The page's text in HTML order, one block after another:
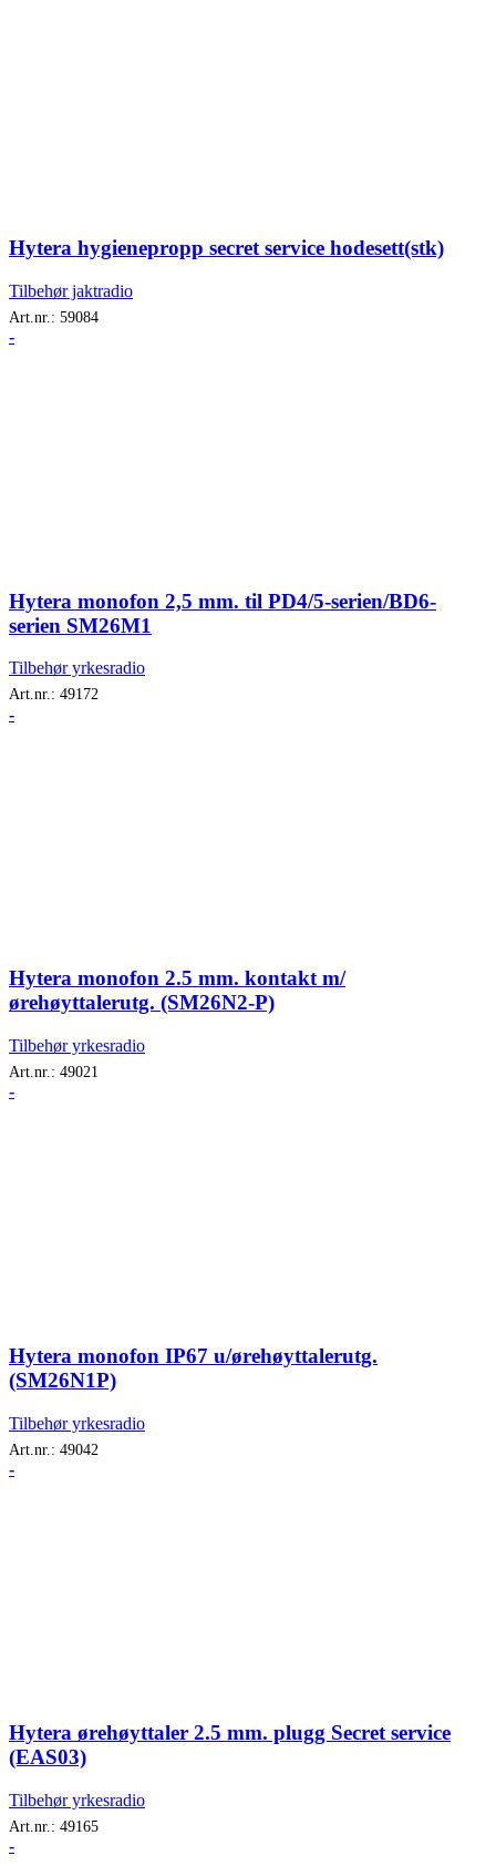
Hytera hygienepropp secret service hodesett(stk)
Tilbehør jaktradio
Art.nr.: 59084
-
Hytera monofon 2,5 mm. til PD4/5-serien/BD6-
serien SM26M1
Tilbehør yrkesradio
Art.nr.: 49172
-
Hytera monofon 2.5 mm. kontakt m/
ørehøyttalerutg. (SM26N2-P)
Tilbehør yrkesradio
Art.nr.: 49021
-
Hytera monofon IP67 u/ørehøyttalerutg.
(SM26N1P)
Tilbehør yrkesradio
Art.nr.: 49042
-
Hytera ørehøyttaler 2.5 mm. plugg Secret service
(EAS03)
Tilbehør yrkesradio
Art.nr.: 49165
-